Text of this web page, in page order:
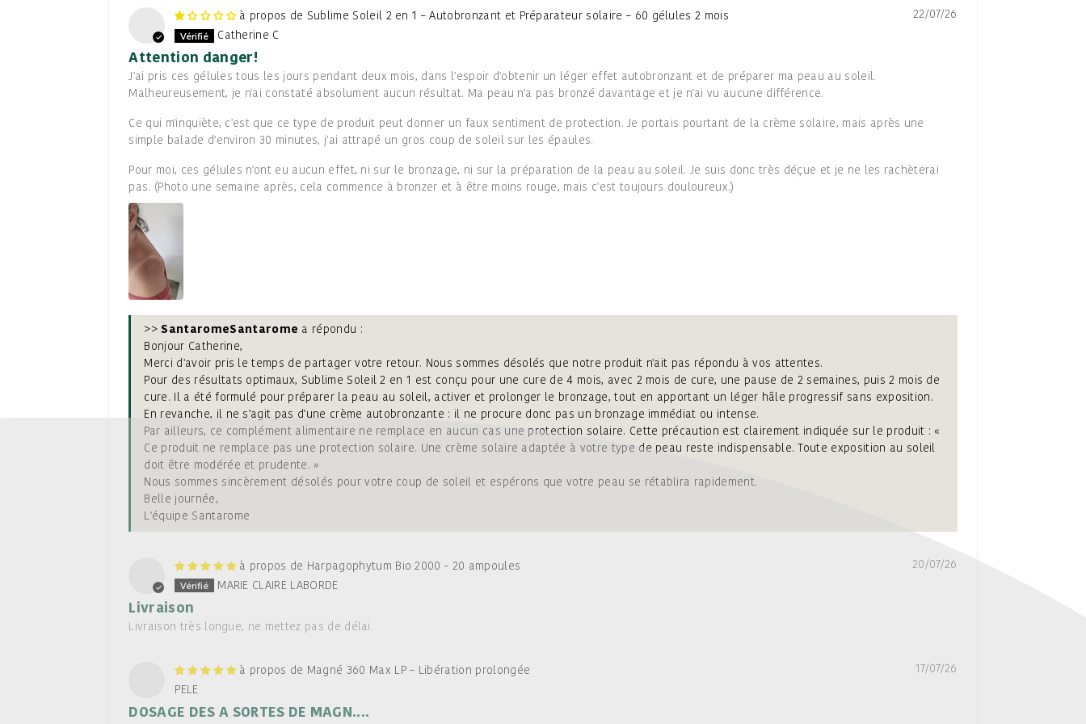
22/07/26
Sublime Soleil 2 en 1 – Autobronzant et Préparateur solaire – 60 gélules 2 mois
Catherine C
Attention danger!
J'ai pris ces gélules tous les jours pendant deux mois, dans l'espoir d'obtenir un léger effet autobronzant et de préparer ma peau au soleil.
Malheureusement, je n'ai constaté absolument aucun résultat. Ma peau n'a pas bronzé davantage et je n'ai vu aucune différence.
Ce qui m'inquiète, c'est que ce type de produit peut donner un faux sentiment de protection. Je portais pourtant de la crème solaire, mais après une
simple balade d'environ 30 minutes, j'ai attrapé un gros coup de soleil sur les épaules.
Pour moi, ces gélules n'ont eu aucun effet, ni sur le bronzage, ni sur la préparation de la peau au soleil. Je suis donc très déçue et je ne les rachèterai
pas. (Photo une semaine après, cela commence à bronzer et à être moins rouge, mais c'est toujours douloureux.)
>> Santarome a répondu :
Bonjour Catherine,
Merci d'avoir pris le temps de partager votre retour. Nous sommes désolés que notre produit n'ait pas répondu à vos attentes.
Pour des résultats optimaux, Sublime Soleil 2 en 1 est conçu pour une cure de 4 mois, avec 2 mois de cure, une pause de 2 semaines, puis 2 mois de
cure. Il a été formulé pour préparer la peau au soleil, activer et prolonger le bronzage, tout en apportant un léger hâle progressif sans exposition.
En revanche, il ne s'agit pas d'une crème autobronzante : il ne procure donc pas un bronzage immédiat ou intense.
Par ailleurs, ce complément alimentaire ne remplace en aucun cas une protection solaire. Cette précaution est clairement indiquée sur le produit : «
Ce produit ne remplace pas une protection solaire. Une crème solaire adaptée à votre type de peau reste indispensable. Toute exposition au soleil
doit être modérée et prudente. »
Nous sommes sincèrement désolés pour votre coup de soleil et espérons que votre peau se rétablira rapidement.
Belle journée,
L'équipe Santarome
20/07/26
Harpagophytum Bio 2000 - 20 ampoules
MARIE CLAIRE LABORDE
Livraison
Livraison très longue, ne mettez pas de délai.
17/07/26
Magné 360 Max LP – Libération prolongée
PELE
DOSAGE DES A SORTES DE MAGN....